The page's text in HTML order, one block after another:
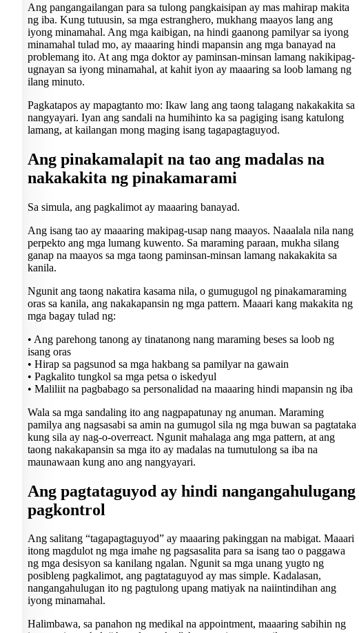
Ang pangangailangan para sa tulong pangkaisipan ay mas mahirap makita
ng iba. Kung tutuusin, sa mga estranghero, mukhang maayos lang ang
iyong minamahal. Ang mga kaibigan, na hindi gaanong pamilyar sa iyong
minamahal tulad mo, ay maaaring hindi mapansin ang mga banayad na
problemang ito. At ang mga doktor ay paminsan-minsan lamang nakikipag-
ugnayan sa iyong minamahal, at kahit iyon ay maaaring sa loob lamang ng
ilang minuto.
Pagkatapos ay mapagtanto mo: Ikaw lang ang taong talagang nakakakita sa
nangyayari. Iyan ang sandali na humihinto ka sa pagiging isang katulong
lamang, at kailangan mong maging isang tagapagtaguyod.
Ang pinakamalapit na tao ang madalas na
nakakakita ng pinakamarami
Sa simula, ang pagkalimot ay maaaring banayad.
Ang isang tao ay maaaring makipag-usap nang maayos. Naaalala nila nang
perpekto ang mga lumang kuwento. Sa maraming paraan, mukha silang
ganap na maayos sa mga taong paminsan-minsan lamang nakakakita sa
kanila.
Ngunit ang taong nakatira kasama nila, o gumugugol ng pinakamaraming
oras sa kanila, ang nakakapansin ng mga pattern. Maaari kang makakita ng
mga bagay tulad ng:
• Ang parehong tanong ay tinatanong nang maraming beses sa loob ng
isang oras
• Hirap sa pagsunod sa mga hakbang sa pamilyar na gawain
• Pagkalito tungkol sa mga petsa o iskedyul
• Maliliit na pagbabago sa personalidad na maaaring hindi mapansin ng iba
Wala sa mga sandaling ito ang nagpapatunay ng anuman. Maraming
pamilya ang nagsasabi sa amin na gumugol sila ng mga buwan sa pagtataka
kung sila ay nag-o-overreact. Ngunit mahalaga ang mga pattern, at ang
taong nakakapansin sa mga ito ay madalas na tumutulong sa iba na
maunawaan kung ano ang nangyayari.
Ang pagtataguyod ay hindi nangangahulugang
pagkontrol
Ang salitang “tagapagtaguyod” ay maaaring pakinggan na mabigat. Maaari
itong magdulot ng mga imahe ng pagsasalita para sa isang tao o paggawa
ng mga desisyon sa kanilang ngalan. Ngunit sa mga unang yugto ng
posibleng pagkalimot, ang pagtataguyod ay mas simple. Kadalasan,
nangangahulugan ito ng pagtulong upang matiyak na naiintindihan ang
iyong minamahal.
Halimbawa, sa panahon ng medikal na appointment, maaaring sabihin ng